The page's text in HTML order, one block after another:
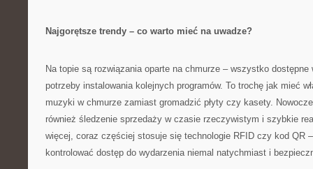
Najgorętsze trendy – co warto mieć na uwadze?
Na topie są rozwiązania oparte na chmurze – wszystko
potrzeby instalowania kolejnych programów. To trochę jak mieć
muzyki w chmurze zamiast gromadzić płyty czy kasety.
również śledzenie sprzedaży w czasie rzeczywistym i szybkie
więcej, coraz częściej stosuje się technologie RFID czy kod QR
kontrolować dostęp do wydarzenia niemal natychmiast i